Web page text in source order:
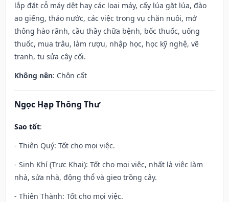
lắp đặt cỗ máy dệt hay các loại máy, cấy lúa gặt lúa, đào
ao giếng, tháo nước, các việc trong vụ chăn nuôi, mở
thông hào rãnh, cầu thầy chữa bệnh, bốc thuốc, uống
thuốc, mua trâu, làm rượu, nhập học, học kỹ nghệ, vẽ
tranh, tu sửa cây cối.
Không nên: Chôn cất
Ngọc Hạp Thông Thư
Sao tốt:
- Thiên Quý: Tốt cho mọi việc.
- Sinh Khí (Trực Khai): Tốt cho mọi việc, nhất là việc làm
nhà, sửa nhà, động thổ và gieo trồng cây.
- Thiên Thành: Tốt cho mọi việc.